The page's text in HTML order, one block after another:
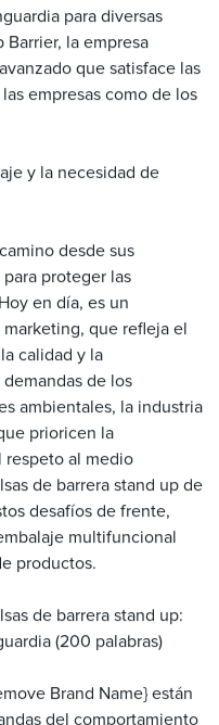
para diversas
Barrier, la empresa
que satisface las
empresas como de los
y la necesidad de
desde sus
proteger las
en día, es un
que refleja el
calidad y la
de los
ambientales, la industria
prioricen la
respeto al medio
de barrera stand up de
desafíos de frente,
multifuncional
productos.
de barrera stand up:
(200 palabras)
Brand Name} están
del comportamiento